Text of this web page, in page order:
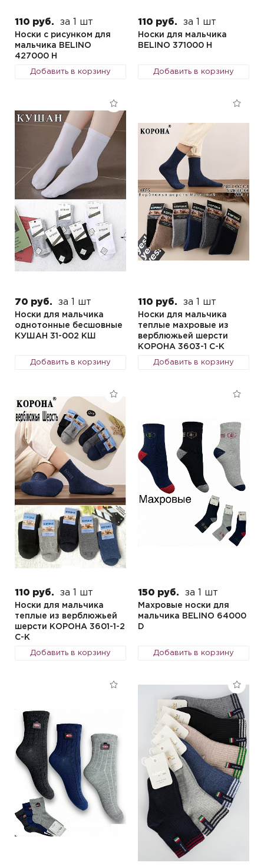
110 руб. за 1 шт
Носки с рисунком для
мальчика BELINO
427000 Н
Добавить в корзину
110 руб. за 1 шт
Носки для мальчика
BELINO 371000 H
Добавить в корзину
70 руб. за 1 шт
Носки для мальчика
однотонные бесшовные
КУШАН 31-002 КШ
Добавить в корзину
110 руб. за 1 шт
Носки для мальчика
теплые махровые из
верблюжьей шерсти
КОРОНА 3603-1 C-K
Добавить в корзину
110 руб. за 1 шт
Носки для мальчика
теплые из верблюжьей
шерсти КОРОНА 3601-1-2
C-K
Добавить в корзину
150 руб. за 1 шт
Махровые носки для
мальчика BELINO 64000
D
Добавить в корзину